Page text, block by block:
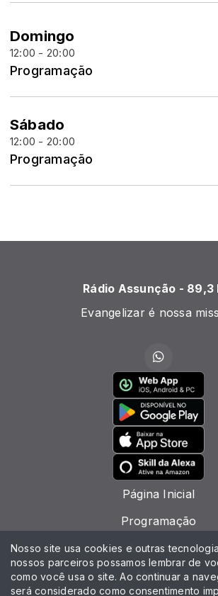
Domingo
12:00 - 20:00
Programação
Sábado
12:00 - 20:00
Programação
Rádio Assunção - 89,3
Evangelizar é nossa
Página Inicial
Programação
Locutores
Notícias
Nosso site usa cookies e outras
nossos parceiros possamos lembrar de
como você usa o site. Ao continuar a
será considerado como consentimento